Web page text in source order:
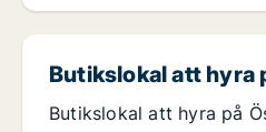
Butikslokal att hyra
Butikslokal att hyra på